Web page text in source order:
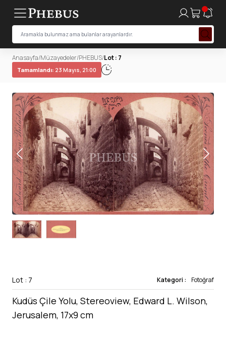
Anasayfa/Müzayedeler/PHEBUS/Lot : 7
Tamamlandı: 23 Mayıs, 21:00
Lot : 7 Kategori : Fotoğraf
Kudüs Çile Yolu, Stereoview, Edward L. Wilson,
Jerusalem, 17x9 cm